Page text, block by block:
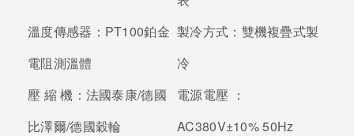
溫度傳感器： PT100鉑金
電阻測溫體
製冷方式： 雙機複疊式製
冷
壓 縮 機： 法國泰康/德國
比澤爾/德國穀輪
電源電壓 ：
AC380V±10% 50Hz